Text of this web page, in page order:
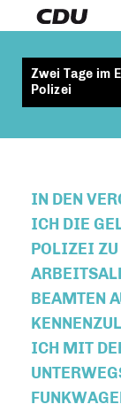
Zwei Tage im
Polizei
IN DEN
ICH DIE
POLIZEI ZU
BEAMTEN
ICH MIT